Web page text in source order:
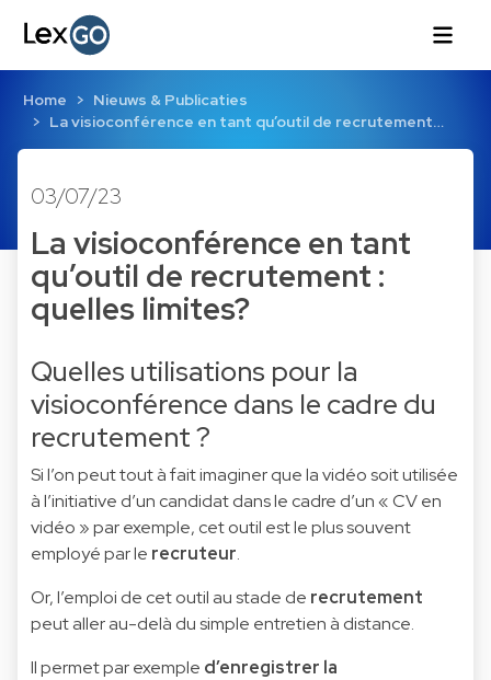
Home
Nieuws & Publicaties
La visioconférence en tant qu’outil de recrutement…
03/07/23
La visioconférence en tant
qu’outil de recrutement :
quelles limites?
Quelles utilisations pour la
visioconférence dans le cadre du
recrutement ?
Si l’on peut tout à fait imaginer que la vidéo soit utilisée
à l’initiative d’un candidat dans le cadre d’un « CV en
vidéo » par exemple, cet outil est le plus souvent
employé par le recruteur.
Or, l’emploi de cet outil au stade de recrutement
peut aller au-delà du simple entretien à distance.
Il permet par exemple d’enregistrer la